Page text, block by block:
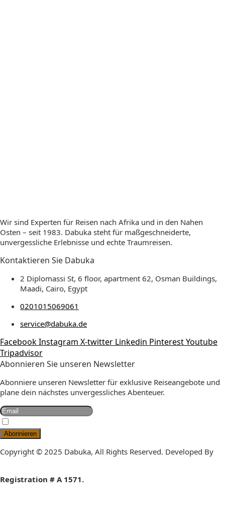
Wir sind Experten für Reisen nach Afrika und in den Nahen
Osten – seit 1983. Dabuka steht für maßgeschneiderte,
unvergessliche Erlebnisse und echte Traumreisen.
Kontaktieren Sie Dabuka
2 Diplomassi St, 6 floor, apartment 62, Osman Buildings,
Maadi, Cairo, Egypt
0201015069061
service@dabuka.de
FacebookInstagram X-twitter Linkedin PinterestYoutube
Tripadvisor
Abonnieren Sie unseren Newsletter
Abonniere unseren Newsletter für exklusive Reiseangebote und
plane dein nächstes unvergessliches Abenteuer.
Copyright © 2025 Dabuka, All Rights Reserved. Developed By
Registration # A 1571.